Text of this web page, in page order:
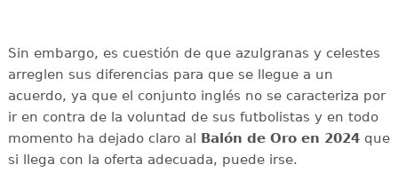
Sin embargo, es cuestión de que azulgranas y celestes
arreglen sus diferencias para que se llegue a un
acuerdo, ya que el conjunto inglés no se caracteriza por
ir en contra de la voluntad de sus futbolistas y en todo
momento ha dejado claro al Balón de Oro en 2024que
si llega con la oferta adecuada, puede irse.